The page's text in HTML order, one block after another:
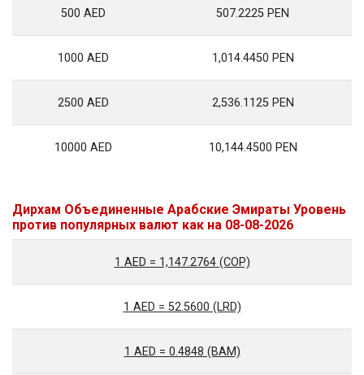
500 AED 507.2225 PEN
1000 AED 1,014.4450 PEN
2500 AED 2,536.1125 PEN
10000 AED 10,144.4500 PEN
Дирхам Объединенные Арабские Эмираты Уровень
против популярных валют как на 08-08-2026
1 AED = 1,147.2764 (COP)
1 AED = 52.5600 (LRD)
1 AED = 0.4848 (BAM)